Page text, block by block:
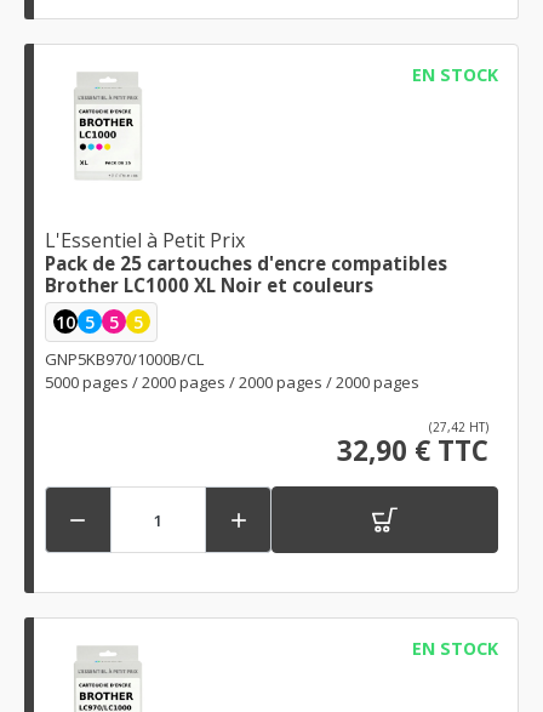
EN STOCK
L'Essentiel à Petit Prix
Pack de 25 cartouches d'encre compatibles
Brother LC1000 XL Noir et couleurs
10 5 5 5
GNP5KB970/1000B/CL
5000 pages / 2000 pages / 2000 pages / 2000 pages
(27,42 HT)
32,90 € TTC
 
EN STOCK